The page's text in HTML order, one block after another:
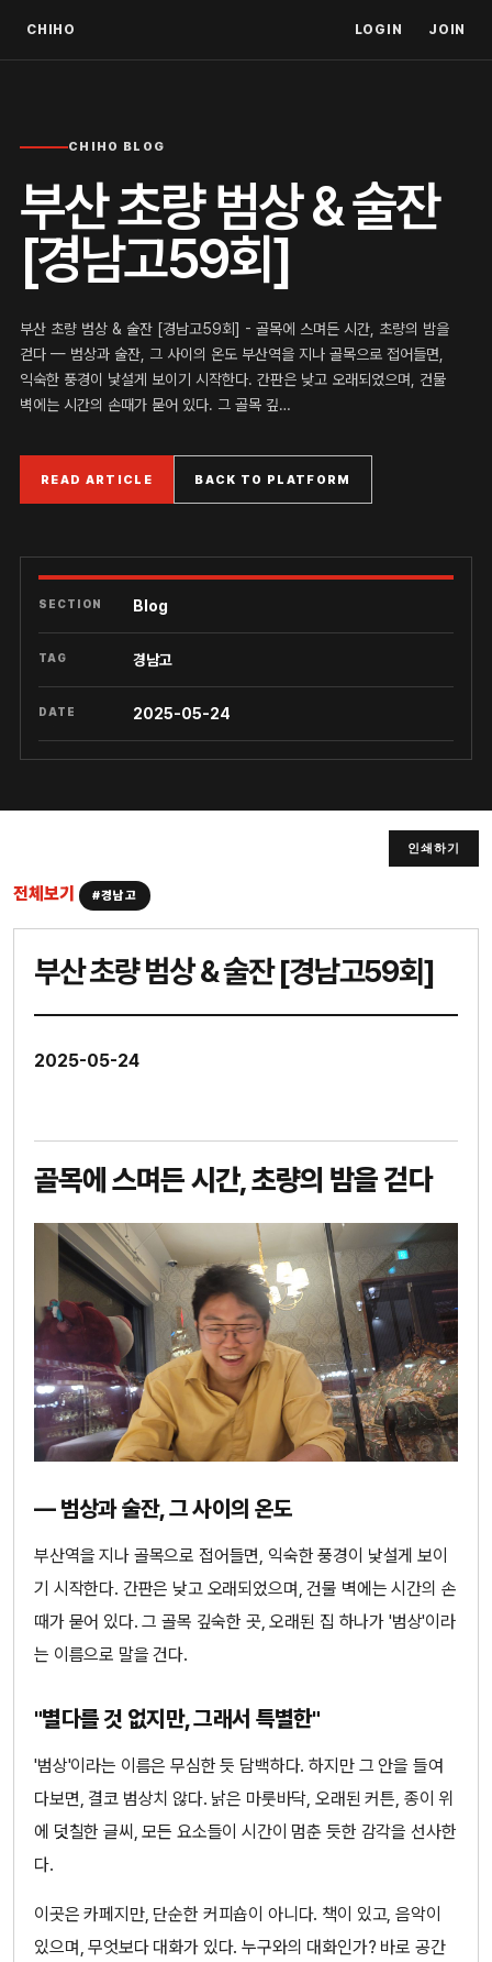
CHIHO LOGIN JOIN
CHIHO BLOG
부산 초량 범상 & 술잔
[경남고59회]
부산 초량 범상 & 술잔 [경남고59회] - 골목에 스며든 시간, 초량의 밤을
걷다 — 범상과 술잔, 그 사이의 온도 부산역을 지나 골목으로 접어들면,
익숙한 풍경이 낯설게 보이기 시작한다. 간판은 낮고 오래되었으며, 건물
벽에는 시간의 손때가 묻어 있다. 그 골목 깊…
READ ARTICLE BACK TO PLATFORM
SECTION Blog
TAG 경남고
DATE 2025-05-24
인쇄하기
전체보기 #경남고
부산 초량 범상 & 술잔 [경남고59회]
2025-05-24
골목에 스며든 시간, 초량의 밤을 걷다
— 범상과 술잔, 그 사이의 온도
부산역을 지나 골목으로 접어들면, 익숙한 풍경이 낯설게 보이
기 시작한다. 간판은 낮고 오래되었으며, 건물 벽에는 시간의 손
때가 묻어 있다. 그 골목 깊숙한 곳, 오래된 집 하나가 '범상'이라
는 이름으로 말을 건다.
"별다를 것 없지만, 그래서 특별한"
'범상'이라는 이름은 무심한 듯 담백하다. 하지만 그 안을 들여
다보면, 결코 범상치 않다. 낡은 마룻바닥, 오래된 커튼, 종이 위
에 덧칠한 글씨, 모든 요소들이 시간이 멈춘 듯한 감각을 선사한
다.
이곳은 카페지만, 단순한 커피숍이 아니다. 책이 있고, 음악이
있으며, 무엇보다 대화가 있다. 누구와의 대화인가? 바로 공간